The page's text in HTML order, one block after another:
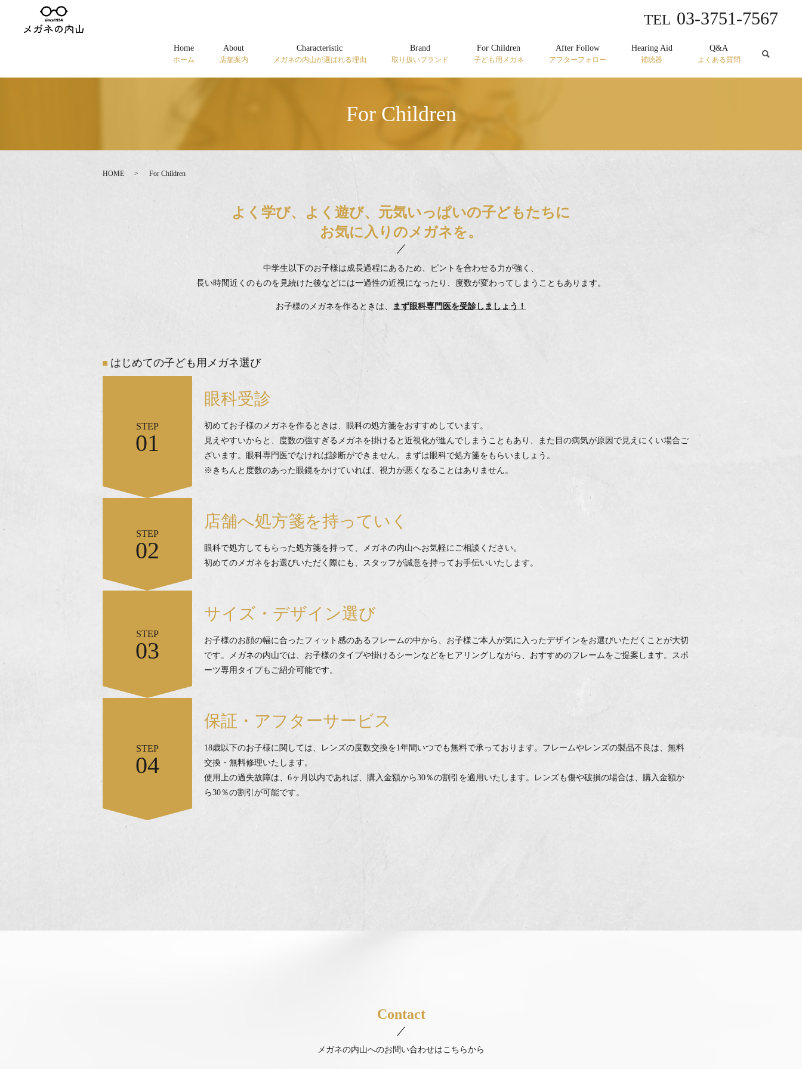
Home
ホーム
About
店舗案内
Characteristic
メガネの内山が選ばれる理由
Brand
取り扱いブランド
For Children
子ども用メガネ
After Follow
アフターフォロー
Hearing Aid
補聴器
Q&A
よくある質問
TEL 03-3751-7567
For Children
HOME For Children
よく学び、よく遊び、元気いっぱいの子どもたちに
お気に入りのメガネを。
中学生以下のお子様は成長過程にあるため、ピントを合わせる力が強く、
長い時間近くのものを見続けた後などには一過性の近視になったり、度数が変わってしまうこともあります。
お子様のメガネを作るときは、 まず眼科専門医を受診しましょう！
はじめての子ども用メガネ選び
STEP
01
眼科受診
初めてお子様のメガネを作るときは、眼科の処方箋をおすすめしています。
見えやすいからと、度数の強すぎるメガネを掛けると近視化が進んでしまうこともあり、また目の病気が原因で見えにくい場合ご
ざいます。眼科専門医でなければ診断ができません。まずは眼科で処方箋をもらいましょう。
※きちんと度数のあった眼鏡をかけていれば、視力が悪くなることはありません。
STEP
02
店舗へ処方箋を持っていく
眼科で処方してもらった処方箋を持って、メガネの内山へお気軽にご相談ください。
初めてのメガネをお選びいただく際にも、スタッフが誠意を持ってお手伝いいたします。
STEP
03
サイズ・デザイン選び
お子様のお顔の幅に合ったフィット感のあるフレームの中から、お子様ご本人が気に入ったデザインをお選びいただくことが大切
です。メガネの内山では、お子様のタイプや掛けるシーンなどをヒアリングしながら、おすすめのフレームをご提案します。スポ
ーツ専用タイプもご紹介可能です。
STEP
04
保証・アフターサービス
18歳以下のお子様に関しては、レンズの度数交換を1年間いつでも無料で承っております。フレームやレンズの製品不良は、無料
交換・無料修理いたします。
使用上の過失故障は、6ヶ月以内であれば、購入金額から30％の割引を適用いたします。レンズも傷や破損の場合は、購入金額か
ら30％の割引が可能です。
Contact
メガネの内山へのお問い合わせはこちらから